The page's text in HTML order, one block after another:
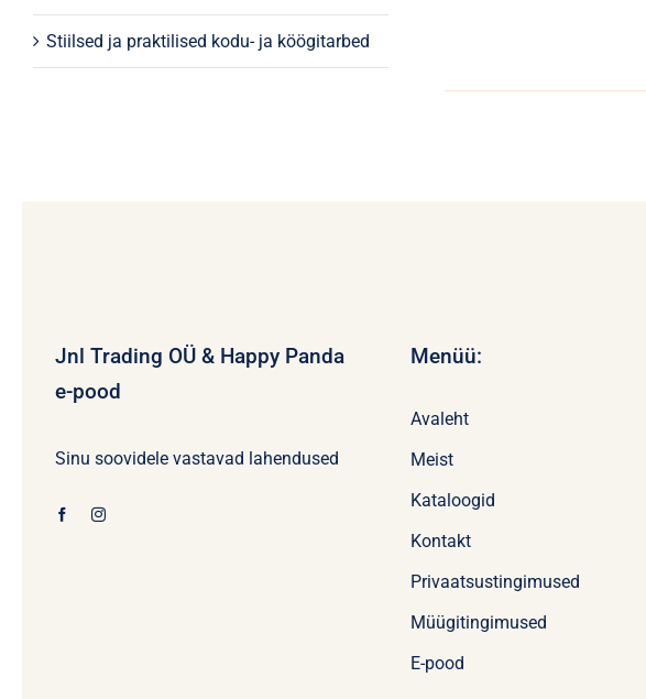
Stiilsed ja praktilised kodu- ja köögitarbed
Jnl Trading OÜ & Happy Panda
e-pood
Sinu soovidele vastavad lahendused
Menüü:
Avaleht
Meist
Kataloogid
Kontakt
Privaatsustingimused
Müügitingimused
E-pood